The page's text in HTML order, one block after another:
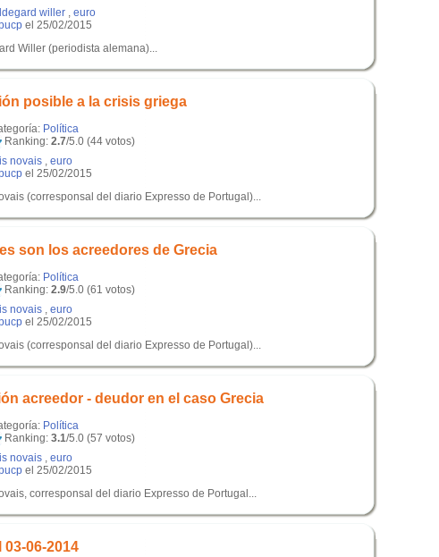
willer , euro
el 25/02/2015
Willer (periodista alemana)...
posible a la crisis griega
Política
Ranking: 2.7/5.0 (44 votos)
novais , euro
el 25/02/2015
(corresponsal del diario Expresso de Portugal)...
son los acreedores de Grecia
Política
Ranking: 2.9/5.0 (61 votos)
novais , euro
el 25/02/2015
(corresponsal del diario Expresso de Portugal)...
acreedor - deudor en el caso Grecia
Política
Ranking: 3.1/5.0 (57 votos)
novais , euro
el 25/02/2015
corresponsal del diario Expresso de Portugal...
06-2014